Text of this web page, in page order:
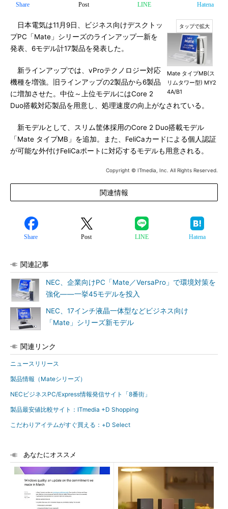
Share Post LINE Hatena
Mate タイプMB(ス
リムタワー型) MY2
4A/B1
日本電気は11月9日、ビジネス向けデスクトッ
プPC「Mate」シリーズのラインアップ一新を
発表、6モデル計17製品を発表した。
新ラインアップでは、vProテクノロジー対応
機種を増強。旧ラインアップの2製品から6製品
に増加させた。中位～上位モデルにはCore 2
Duo搭載対応製品を用意し、処理速度の向上がなされている。
新モデルとして、スリム筐体採用のCore 2 Duo搭載モデル
「Mate タイプMB」を追加。また、FeliCaカードによる個人認証
が可能な外付けFeliCaポートに対応するモデルも用意される。
Copyright © ITmedia, Inc. All Rights Reserved.
関連情報
Share Post LINE Hatena
関連記事
NEC、企業向けPC「Mate／VersaPro」で環境対策を
強化――一挙45モデルを投入
NEC、17インチ液晶一体型などビジネス向け
「Mate」シリーズ新モデル
関連リンク
ニュースリリース
製品情報（Mateシリーズ）
NECビジネスPC/Express情報発信サイト「8番街」
製品最安値比較サイト：ITmedia +D Shopping
こだわりアイテムがすぐ買える：+D Select
あなたにオススメ